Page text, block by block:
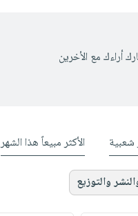
أراءك مع الأخرين
شعبية الأكثر مبيعاً هذا الشهر
والتوزيع